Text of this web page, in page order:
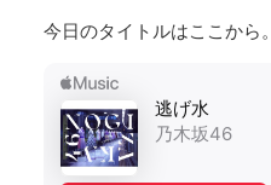
今日のタイトルはここから。